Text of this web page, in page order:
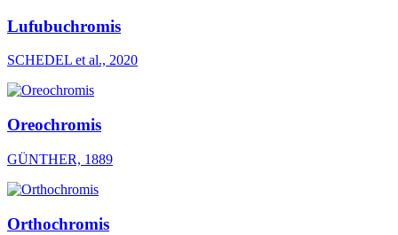
Lufubuchromis
SCHEDEL et al., 2020
Oreochromis
GÜNTHER, 1889
Orthochromis